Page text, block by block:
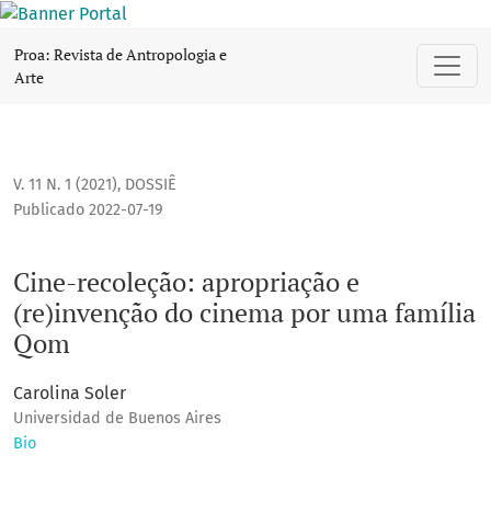
Proa: Revista de Antropologia e
Arte
V. 11 N. 1 (2021), DOSSIÊ
Cine-recoleção: apropriação e
(re)invenção do cinema por uma família
Qom
Publicado 2022-07-19
Carolina Soler
Universidad de Buenos Aires
Bio